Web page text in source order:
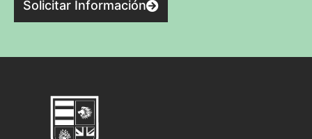
Solicitar Información